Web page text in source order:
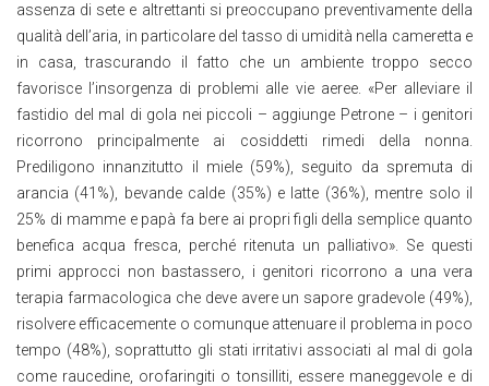
assenza di sete e altrettanti si preoccupano preventivamente della
qualità dell’aria, in particolare del tasso di umidità nella cameretta e
in casa, trascurando il fatto che un ambiente troppo secco
favorisce l’insorgenza di problemi alle vie aeree. «Per alleviare il
fastidio del mal di gola nei piccoli – aggiunge Petrone – i genitori
ricorrono principalmente ai cosiddetti rimedi della nonna.
Prediligono innanzitutto il miele (59%), seguito da spremuta di
arancia (41%), bevande calde (35%) e latte (36%), mentre solo il
25% di mamme e papà fa bere ai propri figli della semplice quanto
benefica acqua fresca, perché ritenuta un palliativo». Se questi
primi approcci non bastassero, i genitori ricorrono a una vera
terapia farmacologica che deve avere un sapore gradevole (49%),
risolvere efficacemente o comunque attenuare il problema in poco
tempo (48%), soprattutto gli stati irritativi associati al mal di gola
come raucedine, orofaringiti o tonsilliti, essere maneggevole e di